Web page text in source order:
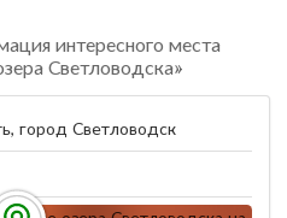
интересного места
Светловодска»
город Светловодск